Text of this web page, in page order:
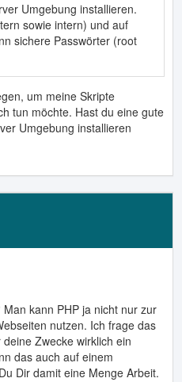
Umgebung installieren.
sowie intern) und auf
sichere Passwörter (root
um meine Skripte
tun möchte. Hast du eine gute
Umgebung installieren
kann PHP ja nicht nur zur
nutzen. Ich frage das
Zwecke wirklich ein
das auch auf einem
Dir damit eine Menge Arbeit.